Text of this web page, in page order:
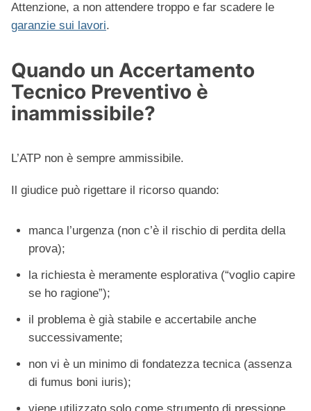
Attenzione, a non attendere troppo e far scadere le
garanzie sui lavori.
Quando un Accertamento
Tecnico Preventivo è
inammissibile?
L’ATP non è sempre ammissibile.
Il giudice può rigettare il ricorso quando:
manca l’urgenza (non c’è il rischio di perdita della
prova);
la richiesta è meramente esplorativa (“voglio capire
se ho ragione”);
il problema è già stabile e accertabile anche
successivamente;
non vi è un minimo di fondatezza tecnica (assenza
di fumus boni iuris);